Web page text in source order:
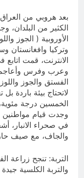
بعد هروبي من
الكثير من
الأوروبية ( الجوز
وتركيا وافغانستان
الانترنت، قمت
وعرب وفرس
الفستق والجوز
لاتحتاج بيئة
الخمسين درجة
وجدت قيام مواطنين
في صحراء الانبار،
والجاف، مع صيف
التربة: تنجح زراعة
والتربة الكلسية